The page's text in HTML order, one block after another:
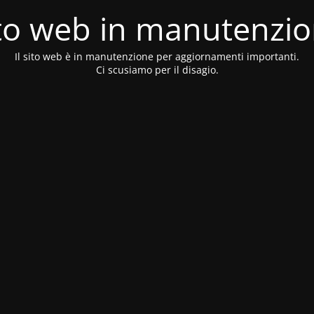
web in
Il sito web è in manutenzione per aggiornamenti importanti.
Ci scusiamo per il disagio.